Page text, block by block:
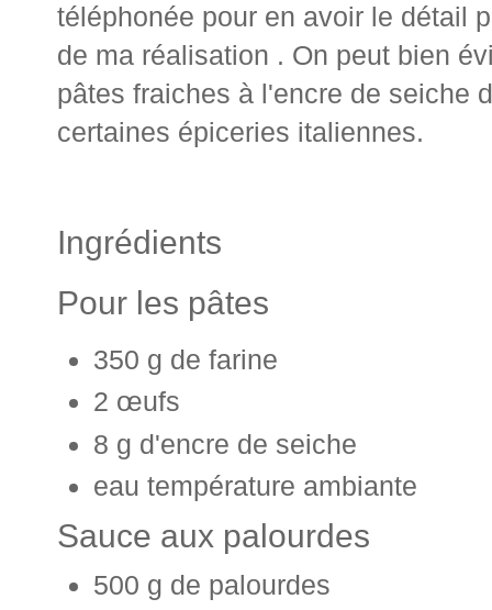
téléphonée pour en avoir le détail
de ma réalisation . On peut bien
pâtes fraiches à l'encre de seiche
certaines épiceries italiennes.
Ingrédients
Pour les pâtes
350 g de farine
2 œufs
8 g d'encre de seiche
eau température ambiante
Sauce aux palourdes
500 g de palourdes